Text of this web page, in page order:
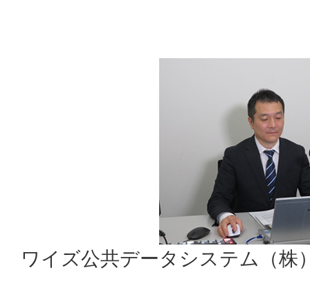
ワイズ公共データシステム（株